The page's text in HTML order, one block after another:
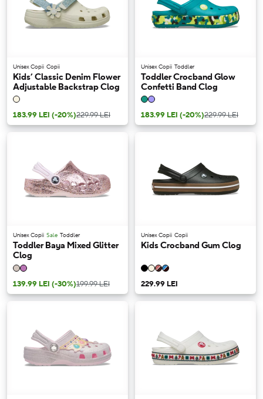
Unisex Copii Copii
Kids’ Classic Denim Flower
Adjustable Backstrap Clog
183.99 LEI (-20%)229.99 LEI
Unisex Copii Toddler
Toddler Crocband Glow
Confetti Band Clog
183.99 LEI (-20%)229.99 LEI
Unisex Copii Sale Toddler
Toddler Baya Mixed Glitter
Clog
139.99 LEI (-30%)199.99 LEI
Unisex Copii Copii
Kids Crocband Gum Clog
229.99 LEI